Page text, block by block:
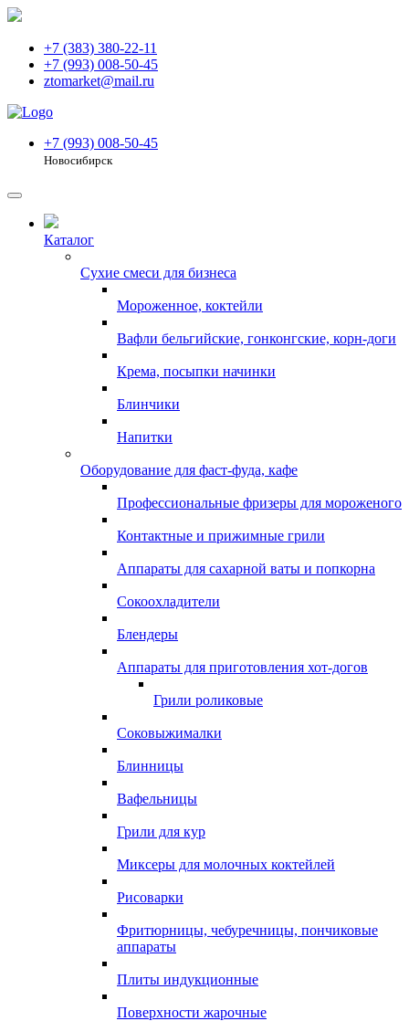
+7 (383) 380-22-11
+7 (993) 008-50-45
ztomarket@mail.ru
+7 (993) 008-50-45
Новосибирск
Каталог
Сухие смеси для бизнеса
Мороженное, коктейли
Вафли бельгийские, гонконгские, корн-доги
Крема, посыпки начинки
Блинчики
Напитки
Оборудование для фаст-фуда, кафе
Профессиональные фризеры для мороженого
Контактные и прижимные грили
Аппараты для сахарной ваты и попкорна
Сокоохладители
Блендеры
Аппараты для приготовления хот-догов
Грили роликовые
Соковыжималки
Блинницы
Вафельницы
Грили для кур
Миксеры для молочных коктейлей
Рисоварки
Фритюрницы, чебуречницы, пончиковые
аппараты
Плиты индукционные
Поверхности жарочные